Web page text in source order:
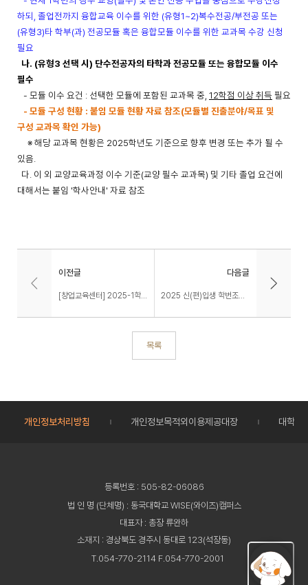
하되, 졸업전까지 융합교육 이수를 위한 (유형1~2)복수전공/부전공 또는
(유형3)타 학부(과) 전공모듈 혹은 융합모듈 이수를 위한 교과목 수강 신청
필요
나. (유형3 선택 시) 단수전공자의 타학과 전공모듈 또는 융합모듈 이수
필수
- 모듈 이수 요건 : 선택한 모듈에 포함된 교과목 중, 12학점 이상 취득 필요
- 모듈 구성 현황 : 붙임 모듈 현황 자료 참조(모듈별 진출분야/목표 및
구성 교과목 확인 가능)
※ 해당 교과목 현황은 2025학년도 기준으로 향후 변경 또는 추가 될 수
있음.
다. 이 외 교양교육과정 이수 기준(교양 필수 교과목) 및 기타 졸업 요건에
대해서는 붙임 '학사안내' 자료 참조
이전글
[창업교육센터] 2025-1학기 창업대체학점 인정제(창업실습 및 창업현장실습) 안내(기간연장)
다음글
2025 신(편)입생 학번조회 안내
목록
개인정보처리방침 개인정보목적외이용제공대장 대학정
등록번호 : 505-82-06086
법 인 명 (단체명) : 동국대학교 WISE(와이즈)캠퍼스
대표자 : 총장 류완하
소재지 : 경상북도 경주시 동대로 123(석장동)
T.054-770-2114 F.054-770-2001